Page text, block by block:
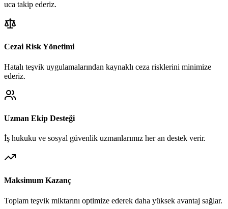
uca takip ederiz.
Cezai Risk Yönetimi
Hatalı teşvik uygulamalarından kaynaklı ceza risklerini minimize
ederiz.
Uzman Ekip Desteği
İş hukuku ve sosyal güvenlik uzmanlarımız her an destek verir.
Maksimum Kazanç
Toplam teşvik miktarını optimize ederek daha yüksek avantaj sağlar.